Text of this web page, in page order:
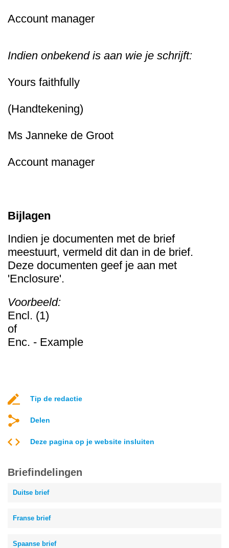
Account manager
Indien onbekend is aan wie je schrijft:
Yours faithfully
(Handtekening)
Ms Janneke de Groot
Account manager
Bijlagen
Indien je documenten met de brief
meestuurt, vermeld dit dan in de brief.
Deze documenten geef je aan met
'Enclosure'.
Voorbeeld:
Encl. (1)
of
Enc. - Example
Tip de redactie
Delen
Deze pagina op je website insluiten
Briefindelingen
Duitse brief
Franse brief
Spaanse brief